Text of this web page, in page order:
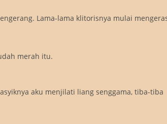
Lama-lama klitorisnya mulai
merah itu.
aku menjilati liang senggama, tiba-tiba